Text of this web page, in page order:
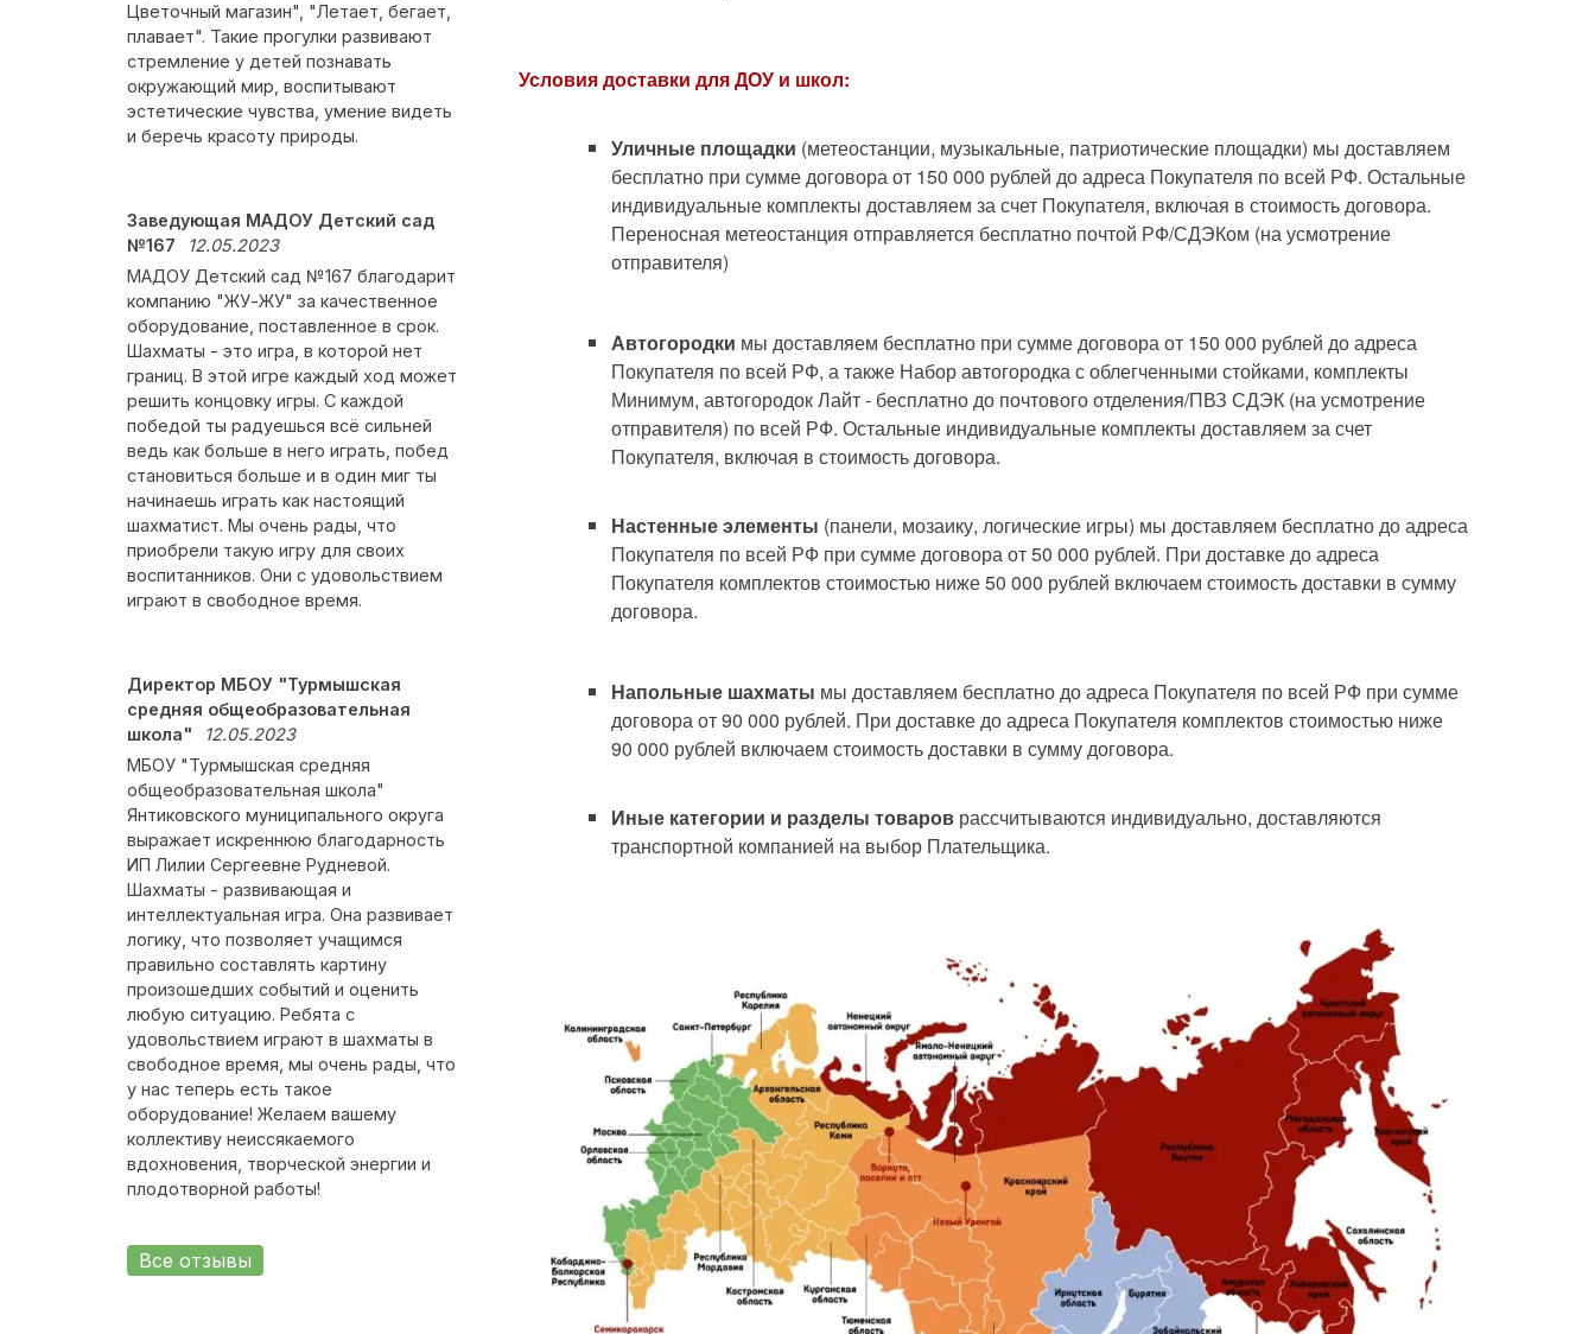
Цветочный магазин", "Летает, бегает,
плавает". Такие прогулки развивают
стремление у детей познавать
окружающий мир, воспитывают
эстетические чувства, умение видеть
и беречь красоту природы.
Заведующая МАДОУ Детский сад
№167
12.05.2023
МАДОУ Детский сад №167 благодарит
компанию "ЖУ-ЖУ" за качественное
оборудование, поставленное в срок.
Шахматы - это игра, в которой нет
границ. В этой игре каждый ход может
решить концовку игры. С каждой
победой ты радуешься всё сильней
ведь как больше в него играть, побед
становиться больше и в один миг ты
начинаешь играть как настоящий
шахматист. Мы очень рады, что
приобрели такую игру для своих
воспитанников. Они с удовольствием
играют в свободное время.
Директор МБОУ "Турмышская
средняя общеобразовательная
школа"
12.05.2023
МБОУ "Турмышская средняя
общеобразовательная школа"
Янтиковского муниципального округа
выражает искреннюю благодарность
ИП Лилии Сергеевне Рудневой.
Шахматы - развивающая и
интеллектуальная игра. Она развивает
логику, что позволяет учащимся
правильно составлять картину
произошедших событий и оценить
любую ситуацию. Ребята с
удовольствием играют в шахматы в
свободное время, мы очень рады, что
у нас теперь есть такое
оборудование! Желаем вашему
коллективу неиссякаемого
вдохновения, творческой энергии и
плодотворной работы!
Все отзывы
Условия доставки для ДОУ и школ:
Уличные площадки (метеостанции, музыкальные, патриотические площадки) мы доставляем
бесплатно при сумме договора от 150 000 рублей до адреса Покупателя по всей РФ. Остальные
индивидуальные комплекты доставляем за счет Покупателя, включая в стоимость договора.
Переносная метеостанция отправляется бесплатно почтой РФ/СДЭКом (на усмотрение
отправителя)
Автогородки мы доставляем бесплатно при сумме договора от 150 000 рублей до адреса
Покупателя по всей РФ, а также Набор автогородка с облегченными стойками, комплекты
Минимум, автогородок Лайт - бесплатно до почтового отделения/ПВЗ СДЭК (на усмотрение
отправителя) по всей РФ. Остальные индивидуальные комплекты доставляем за счет
Покупателя, включая в стоимость договора.
Настенные элементы (панели, мозаику, логические игры) мы доставляем бесплатно до адреса
Покупателя по всей РФ при сумме договора от 50 000 рублей. При доставке до адреса
Покупателя комплектов стоимостью ниже 50 000 рублей включаем стоимость доставки в сумму
договора.
Напольные шахматы мы доставляем бесплатно до адреса Покупателя по всей РФ при сумме
договора от 90 000 рублей. При доставке до адреса Покупателя комплектов стоимостью ниже
90 000 рублей включаем стоимость доставки в сумму договора.
Иные категории и разделы товаров рассчитываются индивидуально, доставляются
транспортной компанией на выбор Плательщика.